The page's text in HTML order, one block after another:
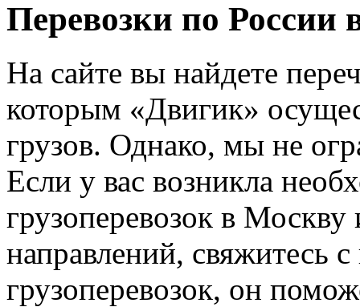
Перевозки по России
На сайте вы найдете
которым «Двигик»
грузов. Однако, мы не
Если у вас возникла
грузоперевозок в
направлений, свяжитесь
грузоперевозок, он